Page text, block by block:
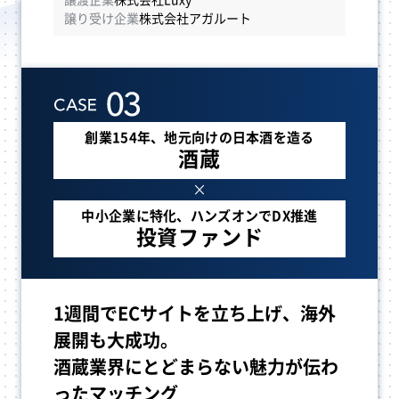
譲り受け企業株式会社アガルート
創業154年、地元向けの日本酒を造る
酒蔵
×
中小企業に特化、 ハンズオンでDX推進
投資ファンド
1週間でECサイトを立ち上げ、海外
展開も大成功。
酒蔵業界にとどまらない魅力が伝わ
ったマッチング